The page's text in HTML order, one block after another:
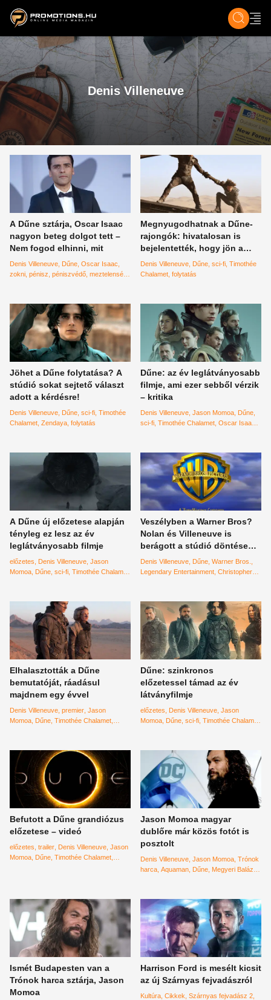
ZENE, FILM & KULT ÉLET TECH &
Denis Villeneuve
A Dűne sztárja, Oscar Isaac
nagyon beteg dolgot tett –
Nem fogod elhinni, mit
Denis Villeneuve Dűne Oscar Isaac
zokni pénisz péniszvédő meztelenség
Megnyugodhatnak a Dűne-
rajongók: hivatalosan is
bejelentették, hogy jön a
folytatás
Denis Villeneuve Dűne sci-fi Timothée
Chalamet folytatás
Jöhet a Dűne folytatása? A
stúdió sokat sejtető választ
adott a kérdésre!
Denis Villeneuve Dűne sci-fi Timothée
Chalamet Zendaya folytatás
Dűne: az év leglátványosabb
filmje, ami ezer sebből vérzik
– kritika
Denis Villeneuve Jason Momoa Dűne
sci-fi Timothée Chalamet Oscar Isaac
A Dűne új előzetese alapján
tényleg ez lesz az év
leglátványosabb filmje
előzetes Denis Villeneuve Jason
Momoa Dűne sci-fi Timothée Chalamet
Veszélyben a Warner Bros?
Nolan és Villeneuve is
berágott a stúdió döntése
miatt
Denis Villeneuve Dűne Warner Bros.
Legendary Entertainment Christopher
Elhalasztották a Dűne
bemutatóját, ráadásul
majdnem egy évvel
Denis Villeneuve premier Jason
Momoa Dűne Timothée Chalamet
Rebecca Ferguson
Dűne: szinkronos
előzetessel támad az év
látványfilmje
előzetes Denis Villeneuve Jason
Momoa Dűne sci-fi Timothée Chalamet
Befutott a Dűne grandiózus
előzetese – videó
előzetes trailer Denis Villeneuve Jason
Momoa Dűne Timothée Chalamet
Jason Momoa magyar
dublőre már közös fotót is
posztolt
Denis Villeneuve Jason Momoa Trónok
harca Aquaman Dűne Megyeri Balázs
Ismét Budapesten van a
Trónok harca sztárja, Jason
Momoa
Harrison Ford is mesélt kicsit
az új Szárnyas fejvadászról
Kultúra Cikkek Szárnyas fejvadász 2